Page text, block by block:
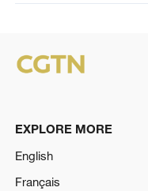
EXPLORE MORE
English
Français